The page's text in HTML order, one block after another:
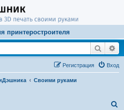
принтеростроителя
Поиск
Вход
Регистрация
Своими руками